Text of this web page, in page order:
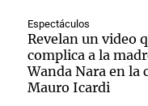
Espectáculos
Revelan un video
complica a la
Wanda Nara en la
Mauro Icardi